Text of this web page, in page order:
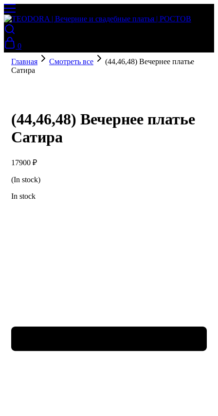
0
Главная
Смотреть все
(44,46,48) Вечернее платье
Сатира
(44,46,48) Вечернее платье
Сатира
17900 ₽
(In stock)
In stock